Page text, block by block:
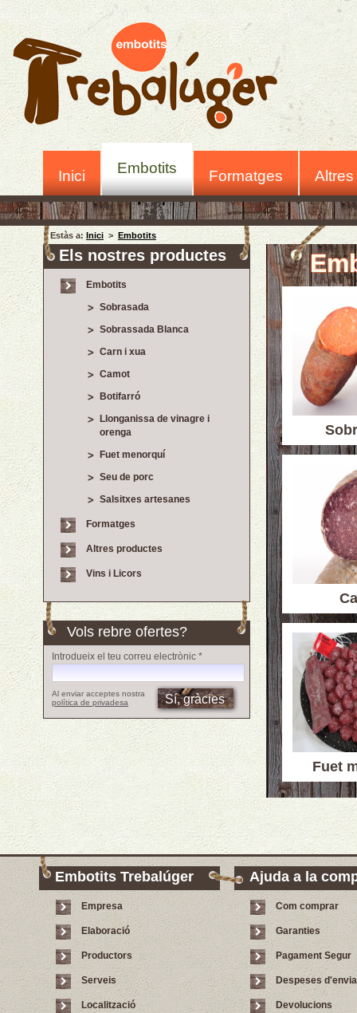
Inici Embotits Formatges
Estàs a: Inici > Embotits
Els nostres productes
Embotits
Sobrasada
Sobrassada Blanca
Carn i xua
Camot
Botifarró
Llonganissa de vinagre i
orenga
Fuet menorquí
Seu de porc
Salsitxes artesanes
Formatges
Altres productes
Vins i Licors
Vols rebre ofertes?
Introdueix el teu correu electrònic *
Al enviar acceptes nostra
política de privadesa
Fuet
Embotits Trebalúger
Empresa
Elaboració
Productors
Serveis
Localització
Ajuda a la
Com comprar
Garanties
Pagament Segur
Despeses
Devolucions